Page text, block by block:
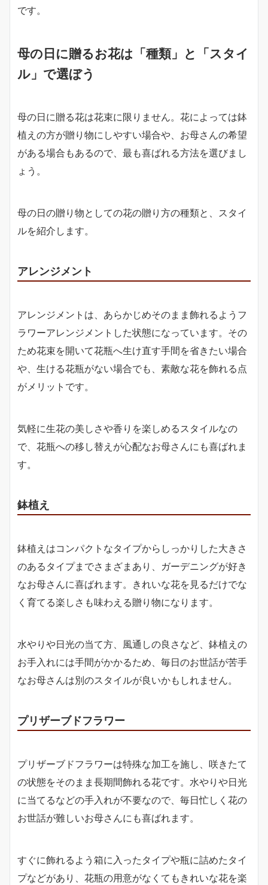
です。
母の日に贈るお花は「種類」と「スタイ
ル」で選ぼう
母の日に贈る花は花束に限りません。花によっては鉢
植えの方が贈り物にしやすい場合や、お母さんの希望
がある場合もあるので、最も喜ばれる方法を選びまし
ょう。
母の日の贈り物としての花の贈り方の種類と、スタイ
ルを紹介します。
アレンジメント
アレンジメントは、あらかじめそのまま飾れるようフ
ラワーアレンジメントした状態になっています。その
ため花束を開いて花瓶へ生け直す手間を省きたい場合
や、生ける花瓶がない場合でも、素敵な花を飾れる点
がメリットです。
気軽に生花の美しさや香りを楽しめるスタイルなの
で、花瓶への移し替えが心配なお母さんにも喜ばれま
す。
鉢植え
鉢植えはコンパクトなタイプからしっかりした大きさ
のあるタイプまでさまざまあり、ガーデニングが好き
なお母さんに喜ばれます。きれいな花を見るだけでな
く育てる楽しさも味わえる贈り物になります。
水やりや日光の当て方、風通しの良さなど、鉢植えの
お手入れには手間がかかるため、毎日のお世話が苦手
なお母さんは別のスタイルが良いかもしれません。
プリザーブドフラワー
プリザーブドフラワーは特殊な加工を施し、咲きたて
の状態をそのまま長期間飾れる花です。水やりや日光
に当てるなどの手入れが不要なので、毎日忙しく花の
お世話が難しいお母さんにも喜ばれます。
すぐに飾れるよう箱に入ったタイプや瓶に詰めたタイ
プなどがあり、花瓶の用意がなくてもきれいな花を楽